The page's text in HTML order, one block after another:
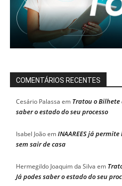
COMENTÁRIOS RECENTES
Cesário Palassa em Tratou o Bilhete
saber o estado do seu processo
Isabel JoãoemINAAREES já
sem sair de casa
Hermegildo Joaquim da Silva em
Já podes saber o estado do seu